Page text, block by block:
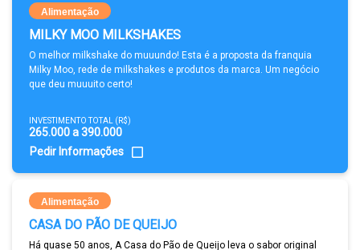
Alimentação
MILKY MOO MILKSHAKES
O melhor milkshake do muuundo! Esta é a proposta da franquia
Milky Moo, rede de milkshakes e produtos da marca. Um negócio
que deu muuuito certo!
INVESTIMENTO TOTAL (R$)
265.000 a 390.000
Pedir Informações
Alimentação
CASA DO PÃO DE QUEIJO
Há quase 50 anos, A Casa do Pão de Queijo leva o sabor original